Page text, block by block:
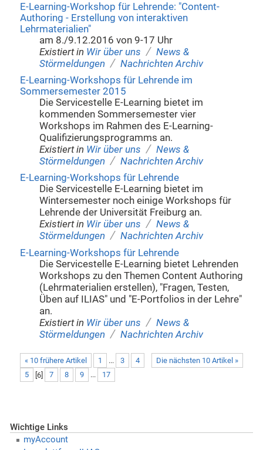
E-Learning-Workshop für Lehrende: "Content-
Authoring - Erstellung von interaktiven
Lehrmaterialien"
am 8./9.12.2016 von 9-17 Uhr
Existiert in Wir über uns / News &
Störmeldungen / Nachrichten Archiv
E-Learning-Workshops für Lehrende im
Sommersemester 2015
Die Servicestelle E-Learning bietet im
kommenden Sommersemester vier
Workshops im Rahmen des E-Learning-
Qualifizierungsprogramms an.
Existiert in Wir über uns / News &
Störmeldungen / Nachrichten Archiv
E-Learning-Workshops für Lehrende
Die Servicestelle E-Learning bietet im
Wintersemester noch einige Workshops für
Lehrende der Universität Freiburg an.
Existiert in Wir über uns / News &
Störmeldungen / Nachrichten Archiv
E-Learning-Workshops für Lehrende
Die Servicestelle E-Learning bietet Lehrenden
Workshops zu den Themen Content Authoring
(Lehrmaterialien erstellen), "Fragen, Testen,
Üben auf ILIAS" und "E-Portfolios in der Lehre"
an.
Existiert in Wir über uns / News &
Störmeldungen / Nachrichten Archiv
« 10 frühere Artikel Die nächsten 10 Artikel »
1 ... 3
4
5
[6] 7 8 9 ... 17
Wichtige Links
myAccount